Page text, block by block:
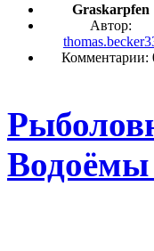
Graskarpfen
Автор:
Комментарии: